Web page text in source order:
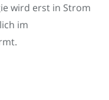
wird erst in Strom
im